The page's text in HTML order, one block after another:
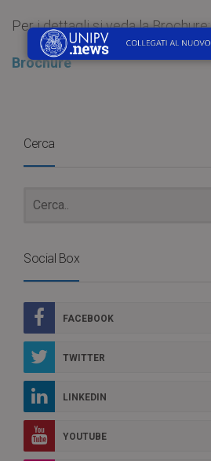
Per i dettagli si veda la Brochure:
Brochure
Cerca
Social Box
FACEBOOK
TWITTER
LINKEDIN
YOUTUBE